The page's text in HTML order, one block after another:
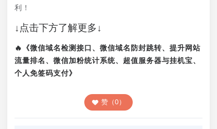
利！
↓点击下方了解更多↓
🔥《微信域名检测接口、微信域名防封跳转、提升网站
流量排名、微信加粉统计系统、超值服务器与挂机宝、
个人免签码支付》
赞（0）